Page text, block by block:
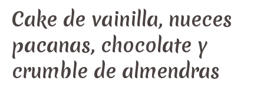
Cake de vainilla, nueces
pacanas, chocolate y
crumble de almendras